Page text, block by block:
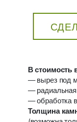
В стоимость
— вырез под
— радиальная
— обработка
Толщина